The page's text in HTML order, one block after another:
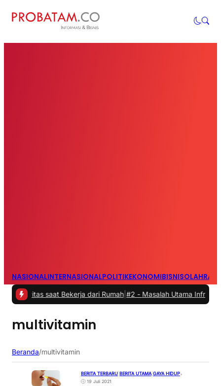
NASIONALINTERNASIONALPOLITIKEKONOMIBISNIS
saat Bekerja dari Rumah |#2 -Masalah Utama Infrastruktur
multivitamin
Beranda/multivitamin
BERITA TERBARU BERITA UTAMA|GAYA HIDUP•
19 Juli 2021